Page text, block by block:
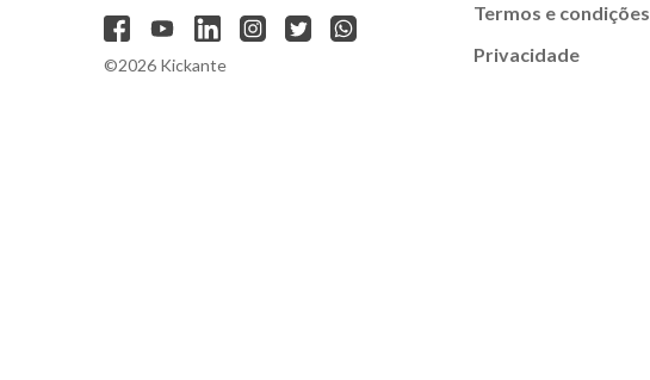
©2026 Kickante
Termos e condições
Privacidade